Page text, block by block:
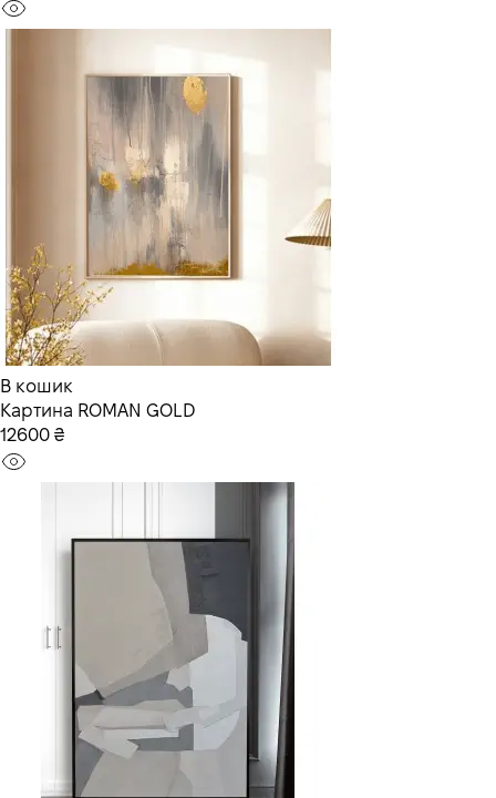
В кошик
Картина ROMAN GOLD
12600 ₴